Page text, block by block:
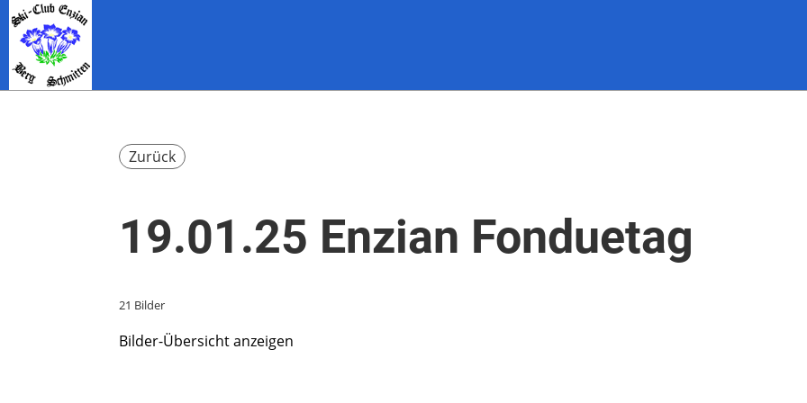
Zurück
19.01.25 Enzian Fonduetag
21 Bilder
Bilder-Übersicht anzeigen